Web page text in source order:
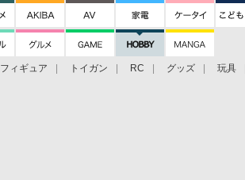
フィギュア トイガン RC グッズ 玩具